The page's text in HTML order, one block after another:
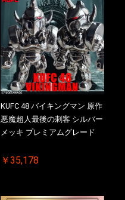
KUFC 48 バイキングマン 原作
悪魔超人最後の刺客 シルバー
メッキ プレミアムグレード
￥35,178